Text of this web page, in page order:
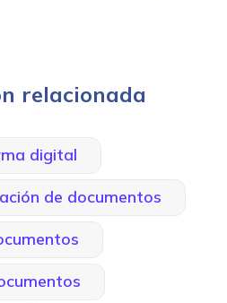
relacionada
digital
de documentos